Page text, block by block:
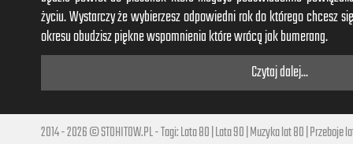
Soy as, natural.
Vaya bien o fatal.
Oh, yeah...
Soy as: Crash! Boom! Bang!
życiu. Wystarczy że wybierzesz odpowiedni rok do którego chcesz
okresu obudzisz piękne wspomnienia które wrócą jak bumerang.
Czytaj dalej...
2014 - 2026 © STOHITOW.PL - Tagi:Lata 80|Lata 90|Muzyka lat 80|Przeboje